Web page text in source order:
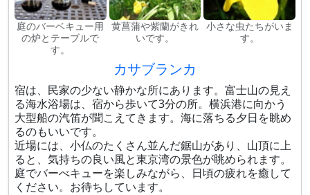
庭のバーベキュー用
の炉とテーブルで
す。
黄菖蒲や紫蘭がきれ
いです。
小さな虫たちがいま
す。
カサブランカ
宿は、民家の少ない静かな所にあります。富士山の見え
る海水浴場は、宿から歩いて3分の所。横浜港に向かう
大型船の汽笛が聞こえてきます。海に落ちる夕日を眺め
るのもいいです。
近場には、小仏のたくさん並んだ鋸山があり、山頂に上
ると、気持ちの良い風と東京湾の景色が眺められます。
庭でバーべキューを楽しみながら、日頃の疲れを癒して
ください。お待ちしています。